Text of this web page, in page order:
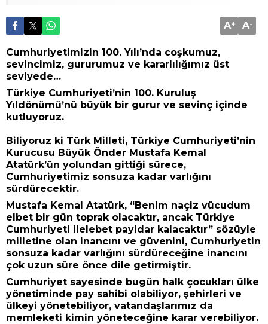
A+ A-
Cumhuriyetimizin 100. Yılı’nda coşkumuz,
sevincimiz, gururumuz ve kararlılığımız üst
seviyede…
Türkiye Cumhuriyeti’nin 100. Kuruluş
Yıldönümü’nü büyük bir gurur ve sevinç içinde
kutluyoruz.
Biliyoruz ki Türk Milleti, Türkiye Cumhuriyeti’nin
Kurucusu Büyük Önder Mustafa Kemal
Atatürk’ün yolundan gittiği sürece,
Cumhuriyetimiz sonsuza kadar varlığını
sürdürecektir.
Mustafa Kemal Atatürk, “Benim naçiz vücudum
elbet bir gün toprak olacaktır, ancak Türkiye
Cumhuriyeti ilelebet payidar kalacaktır” sözüyle
milletine olan inancını ve güvenini, Cumhuriyetin
sonsuza kadar varlığını sürdüreceğine inancını
çok uzun süre önce dile getirmiştir.
Cumhuriyet sayesinde bugün halk çocukları ülke
yönetiminde pay sahibi olabiliyor, şehirleri ve
ülkeyi yönetebiliyor, vatandaşlarımız da
memleketi kimin yöneteceğine karar verebiliyor.